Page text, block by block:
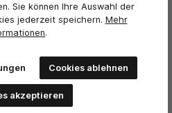
anzeigen.
Teilen Sie Ihre Erfahrungen
Sie können Ihre Auswahl der
jederzeit speichern. Mehr
.
Cookies ablehnen
akzeptieren